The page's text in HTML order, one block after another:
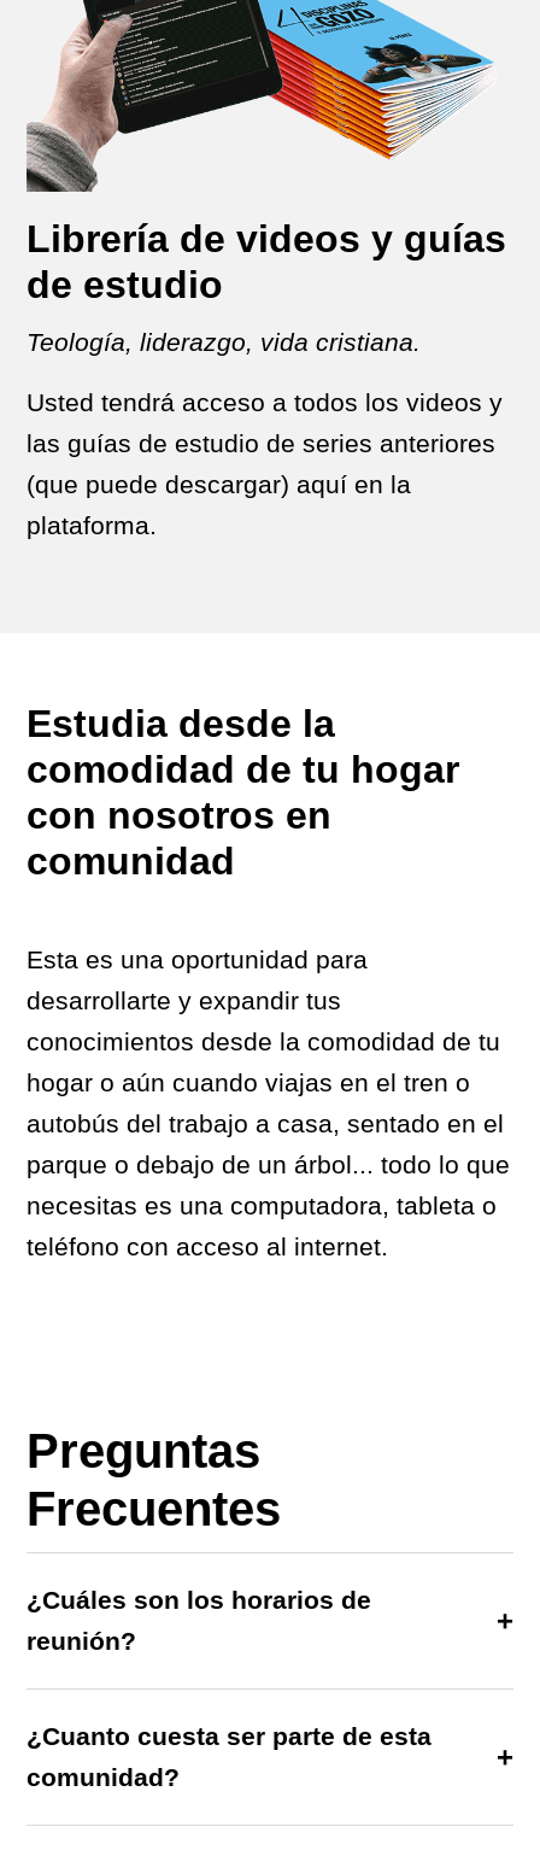
Librería de videos y guías
de estudio
Teología, liderazgo, vida cristiana.
Usted tendrá acceso a todos los videos y
las guías de estudio de series anteriores
(que puede descargar) aquí en la
plataforma.
Estudia desde la
comodidad de tu hogar
con nosotros en
comunidad
Esta es una oportunidad para
desarrollarte y expandir tus
conocimientos desde la comodidad de tu
hogar o aún cuando viajas en el tren o
autobús del trabajo a casa, sentado en el
parque o debajo de un árbol... todo lo que
necesitas es una computadora, tableta o
teléfono con acceso al internet.
Preguntas
Frecuentes
¿Cuáles son los horarios de
reunión?
¿Cuanto cuesta ser parte de esta
comunidad?